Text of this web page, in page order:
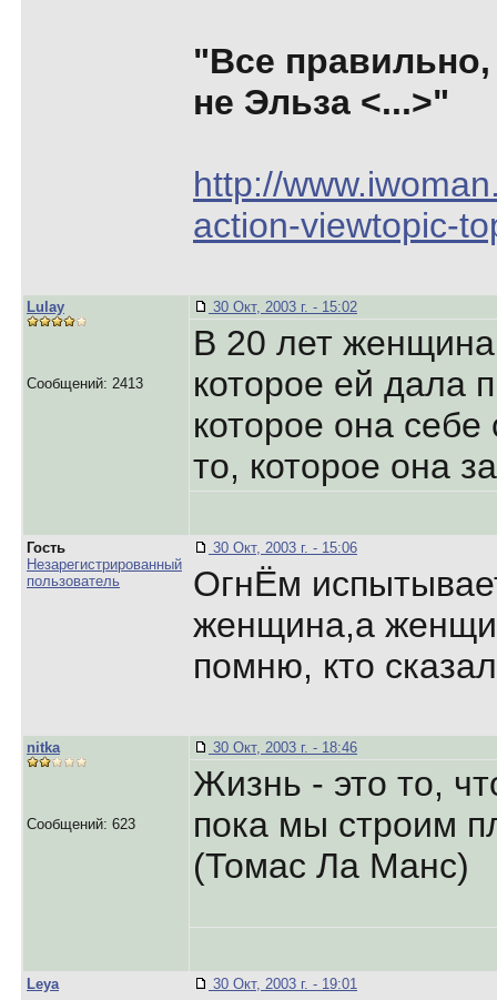
"Все
не Эльза <...>"
http://
action-viewtopic-
Lulay
Сообщений: 2413
30 Окт, 2003 г. - 15:02
В 20 лет
которое ей дала
которое она
то, которое она
Гость
Незарегистрированный
пользователь
30 Окт, 2003 г. - 15:06
ОгнЁм
женщина,а
помню, кто
nitka
Сообщений: 623
30 Окт, 2003 г. - 18:46
Жизнь - это то,
пока мы строим
(Томас Ла Манс)
Leya 30 Окт, 2003 г. - 19:01